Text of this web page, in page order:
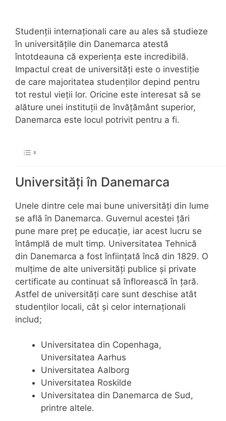
Studenții internaționali care au ales să studieze
în universitățile din Danemarca atestă
întotdeauna că experiența este incredibilă.
Impactul creat de universități este o investiție
de care majoritatea studenților depind pentru
tot restul vieții lor. Oricine este interesat să se
alăture unei instituții de învățământ superior,
Danemarca este locul potrivit pentru a fi.
Universități în Danemarca
Unele dintre cele mai bune universități din lume
se află în Danemarca. Guvernul acestei țări
pune mare preț pe educație, iar acest lucru se
întâmplă de mult timp. Universitatea Tehnică
din Danemarca a fost înființată încă din 1829. O
mulțime de alte universități publice și private
certificate au continuat să înflorească în țară.
Astfel de universități care sunt deschise atât
studenților locali, cât și celor internaționali
includ;
Universitatea din Copenhaga,
Universitatea Aarhus
Universitatea Aalborg
Universitatea Roskilde
Universitatea din Danemarca de Sud,
printre altele.